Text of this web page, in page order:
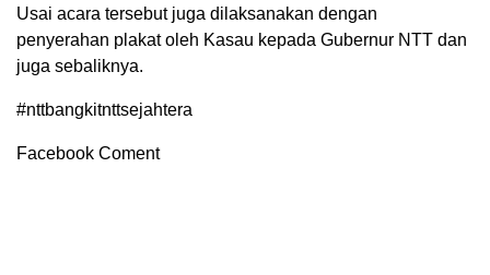
Usai acara tersebut juga dilaksanakan dengan
penyerahan plakat oleh Kasau kepada Gubernur NTT dan
juga sebaliknya.
#nttbangkitnttsejahtera
Facebook Coment